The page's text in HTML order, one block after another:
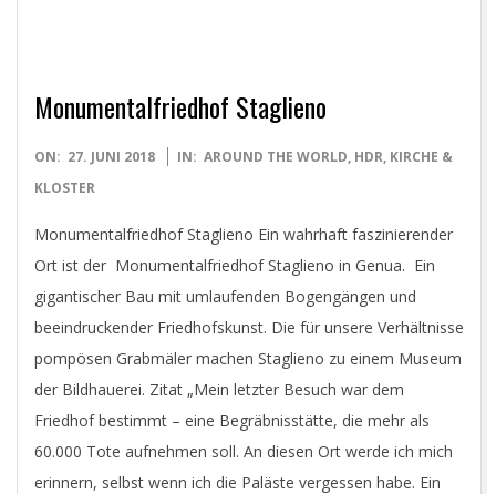
Monumentalfriedhof Staglieno
2018-
06-
ON: 27. JUNI 2018 IN: AROUND THE WORLD, HDR, KIRCHE &
KLOSTER
Monumentalfriedhof Staglieno Ein wahrhaft faszinierender
Ort ist der Monumentalfriedhof Staglieno in Genua. Ein
gigantischer Bau mit umlaufenden Bogengängen und
beeindruckender Friedhofskunst. Die für unsere Verhältnisse
pompösen Grabmäler machen Staglieno zu einem Museum
der Bildhauerei. Zitat „Mein letzter Besuch war dem
Friedhof bestimmt – eine Begräbnisstätte, die mehr als
60.000 Tote aufnehmen soll. An diesen Ort werde ich mich
erinnern, selbst wenn ich die Paläste vergessen habe. Ein